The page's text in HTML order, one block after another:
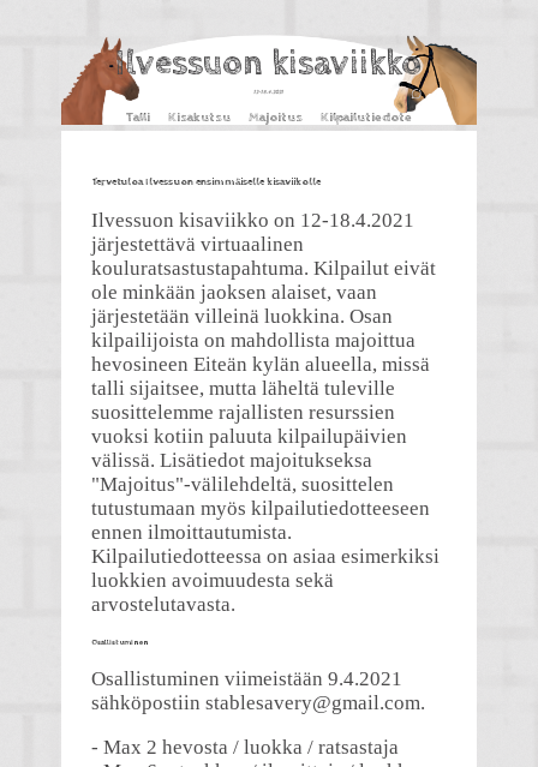
Ilvessuon kisaviikko
12-18.4.2021
Talli Kisakutsu Majoitus Kilpailutiedote
Tervetuloa Ilvessuon ensimmäiselle kisaviikolle
Ilvessuon kisaviikko on 12-18.4.2021
järjestettävä virtuaalinen
kouluratsastustapahtuma. Kilpailut eivät
ole minkään jaoksen alaiset, vaan
järjestetään villeinä luokkina. Osan
kilpailijoista on mahdollista majoittua
hevosineen Eiteän kylän alueella, missä
talli sijaitsee, mutta läheltä tuleville
suosittelemme rajallisten resurssien
vuoksi kotiin paluuta kilpailupäivien
välissä. Lisätiedot majoitukseksa
"Majoitus"-välilehdeltä, suosittelen
tutustumaan myös kilpailutiedotteeseen
ennen ilmoittautumista.
Kilpailutiedotteessa on asiaa esimerkiksi
luokkien avoimuudesta sekä
arvostelutavasta.
Osallistuminen
Osallistuminen viimeistään 9.4.2021
sähköpostiin stablesavery@gmail.com.
- Max 2 hevosta / luokka / ratsastaja